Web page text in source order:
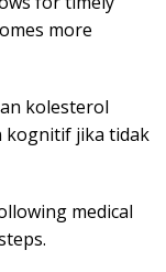
more
kolesterol
kognitif jika tidak
medical